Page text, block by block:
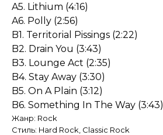
A5. Lithium (4:16)
A6. Polly (2:56)
B1. Territorial Pissings (2:22)
B2. Drain You (3:43)
B3. Lounge Act (2:35)
B4. Stay Away (3:30)
B5. On A Plain (3:12)
B6. Something In The Way (3:43)
Жанр: Rock
Стиль: Hard Rock, Classic Rock